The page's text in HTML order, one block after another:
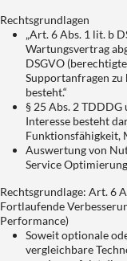
Rechtsgrundlagen
„Art. 6 Abs. 1 lit. b
Wartungsvertrag
DSGVO
Supportanfragen
besteht.“
§ 25 Abs. 2
Interesse besteht
Funktionsfähigkeit,
Auswertung von
Service Optimierung
Rechtsgrundlage: Art. 6
Fortlaufende
Performance)
Soweit optionale
vergleichbare